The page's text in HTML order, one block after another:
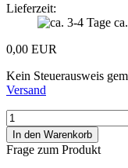
Lieferzeit:
0,00 EUR
Kein Steuerausweis
Versand
Frage zum Produkt